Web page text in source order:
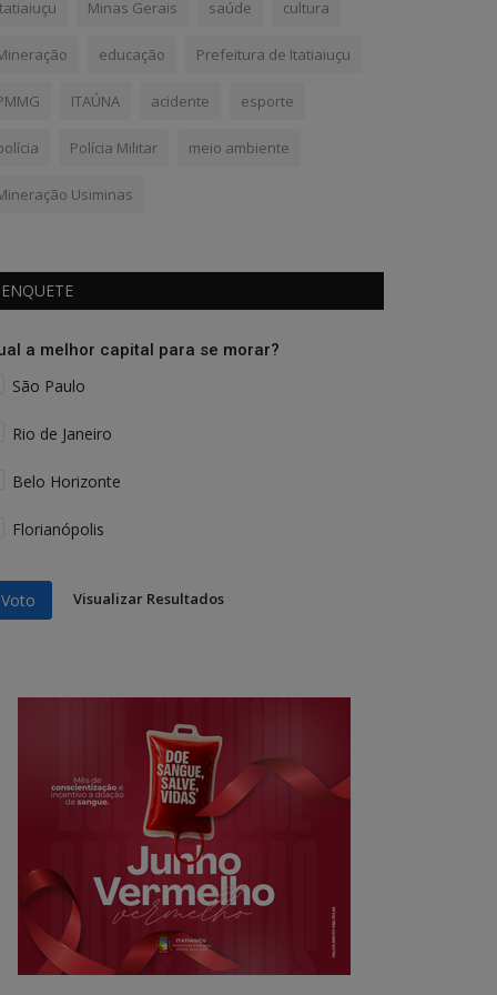
Minas Gerais saúde cultura
educação Prefeitura de Itatiaiuçu
ITAÚNA acidente esporte
Polícia Militar meio ambiente
Usiminas
ENQUETE
a melhor capital para se morar?
São Paulo
Rio de Janeiro
Belo Horizonte
Florianópolis
Voto Visualizar Resultados